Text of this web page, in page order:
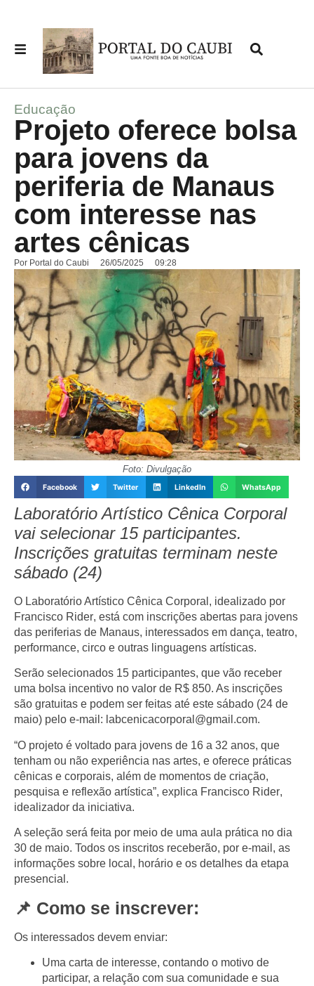
Educação
Projeto oferece bolsa
para jovens da
periferia de Manaus
com interesse nas
artes cênicas
Por Portal do Caubi 26/05/2025 09:28
Foto: Divulgação
Facebook Twitter LinkedIn WhatsApp
Laboratório Artístico Cênica Corporal
vai selecionar 15 participantes.
Inscrições gratuitas terminam neste
sábado (24)
O Laboratório Artístico Cênica Corporal , idealizado por
Francisco Rider, está com inscrições abertas para jovens
das periferias de Manaus, interessados em dança, teatro,
performance, circo e outras linguagens artísticas.
Serão selecionados 15 participantes, que vão receber
uma bolsa incentivo no valor de R$ 850. As inscrições
são gratuitas e podem ser feitas até este sábado (24 de
maio) pelo e-mail: labcenicacorporal@gmail.com.
“O projeto é voltado para jovens de 16 a 32 anos, que
tenham ou não experiência nas artes, e oferece práticas
cênicas e corporais, além de momentos de criação,
pesquisa e reflexão artística”, explica Francisco Rider,
idealizador da iniciativa.
A seleção será feita por meio de uma aula prática no dia
30 de maio. Todos os inscritos receberão, por e-mail, as
informações sobre local, horário e os detalhes da etapa
presencial .
📌 Como se inscrever:
Os interessados devem enviar:
Uma carta de interesse, contando o motivo de
participar, a relação com sua comunidade e sua